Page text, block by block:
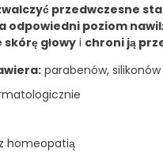
przedwczesne
odpowiedni poziom
głowyi chroni ją
parabenów,
homeopatią